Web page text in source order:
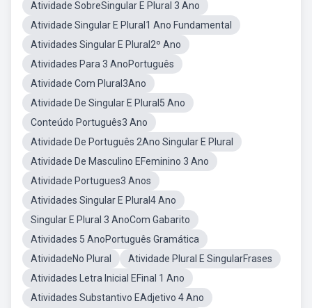
Atividade SobreSingular E Plural 3 Ano
Atividade Singular E Plural1 Ano Fundamental
Atividades Singular E Plural2º Ano
Atividades Para 3 AnoPortuguês
Atividade Com Plural3Ano
Atividade De Singular E Plural5 Ano
Conteúdo Português3 Ano
Atividade De Português 2Ano Singular E Plural
Atividade De Masculino EFeminino 3 Ano
Atividade Portugues3 Anos
Atividades Singular E Plural4 Ano
Singular E Plural 3 AnoCom Gabarito
Atividades 5 AnoPortuguês Gramática
AtividadeNo Plural
Atividade Plural E SingularFrases
Atividades Letra Inicial EFinal 1 Ano
Atividades Substantivo EAdjetivo 4 Ano